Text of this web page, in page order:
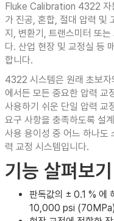
Fluke Calibration 4322 자
가 진공, 혼합, 절대 압력 및
지, 변환기, 트랜스미터 또
다. 산업 현장 및 교정실 등
합니다.
4322 시스템은 원래 초보자
에서든 모든 중요한 압력 교
사용하기 쉬운 단일 압력 교
요구 사항을 충족하도록 설
사용 용이성 중 어느 하나도
력 교정 시스템입니다.
기능 살펴보기
판독값의 ± 0.1 % 에
10,000 psi (70MPa)